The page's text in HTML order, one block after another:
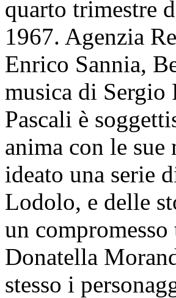
quarto trimestre
1967. Agenzia
Enrico Sannia,
musica di Sergio
Pascali è
anima con le
ideato una serie
Lodolo, e delle
un compromesso
Donatella
stesso i